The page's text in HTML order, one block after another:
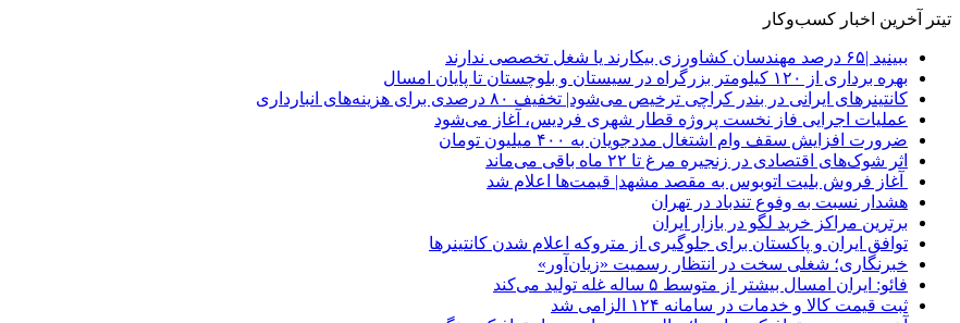
تیتر آخرین اخبار کسب‌وکار
ببینید |۶۵ درصد مهندسان کشاورزی بیکارند یا شغل تخصصی ندارند
بهره برداری از ۱۲۰ کیلومتر بزرگراه در سیستان و بلوچستان تا پایان امسال
کانتینرهای ایرانی در بندر کراچی ترخیص می‌شود| تخفیف ۸۰ درصدی برای هزینه‌های انبارداری
عملیات اجرایی فاز نخست پروژه قطار شهری فردیس، آغاز می‌شود
ضرورت افزایش سقف وام اشتغال مددجویان به ۴۰۰ میلیون تومان
اثر شوک‌های اقتصادی در زنجیره مرغ تا ۲۲ ماه باقی می‌ماند
آغاز فروش بلیت اتوبوس به مقصد مشهد| قیمت‌ها اعلام شد
هشدار نسبت به وفوع تندباد در تهران
برترین مراکز خرید لگو در بازار ایران
توافق ایران و پاکستان برای جلوگیری از متروکه اعلام شدن کانتینرها
خبرنگاری؛ شغلی سخت در انتظار رسمیت «زیان‌آور»
فائو: ایران امسال بیشتر از متوسط ۵ ساله غله تولید می‌کند
ثبت قیمت کالا و خدمات در سامانه ۱۲۴ الزامی شد